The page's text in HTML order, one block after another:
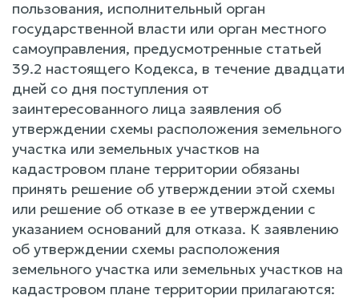
пользования, исполнительный орган
государственной власти или орган местного
самоуправления, предусмотренные статьей
39.2 настоящего Кодекса, в течение двадцати
дней со дня поступления от
заинтересованного лица заявления об
утверждении схемы расположения земельного
участка или земельных участков на
кадастровом плане территории обязаны
принять решение об утверждении этой схемы
или решение об отказе в ее утверждении с
указанием оснований для отказа. К заявлению
об утверждении схемы расположения
земельного участка или земельных участков на
кадастровом плане территории прилагаются: